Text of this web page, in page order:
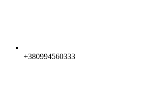
+380994560333